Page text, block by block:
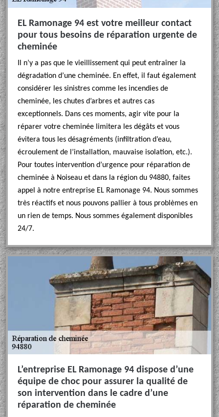
EL Ramonage 94 est votre meilleur contact
pour tous besoins de réparation urgente de
cheminée
Il n’y a pas que le vieillissement qui peut entraîner la
dégradation d’une cheminée. En effet, il faut également
considérer les sinistres comme les incendies de
cheminée, les chutes d’arbres et autres cas
exceptionnels. Dans ces moments, agir vite pour la
réparer votre cheminée limitera les dégâts et vous
évitera tous les désagréments (infiltration d’eau,
écroulement de l’installation, mauvaise isolation, etc.).
Pour toutes intervention d’urgence pour réparation de
cheminée à Noiseau et dans la région du 94880, faites
appel à notre entreprise EL Ramonage 94. Nous sommes
très réactifs et nous pouvons pallier à tous problèmes en
un rien de temps. Nous sommes également disponibles
24/7.
L’entreprise EL Ramonage 94 dispose d’une
équipe de choc pour assurer la qualité de
son intervention dans le cadre d’une
réparation de cheminée